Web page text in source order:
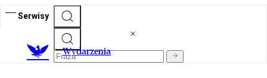
Serwisy
Wydarzenia